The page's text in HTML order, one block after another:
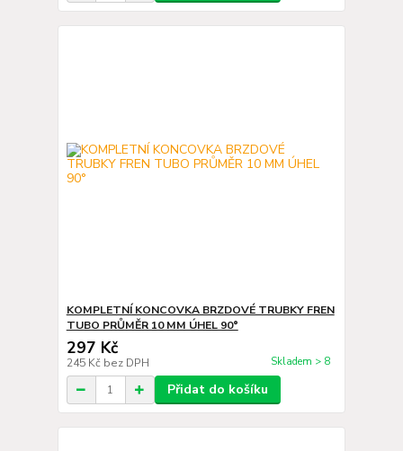
KOMPLETNÍ KONCOVKA BRZDOVÉ TRUBKY FREN
TUBO PRŮMĚR 10 MM ÚHEL 90°
297 Kč
245 Kč bez DPH Skladem > 8
Přidat do košíku